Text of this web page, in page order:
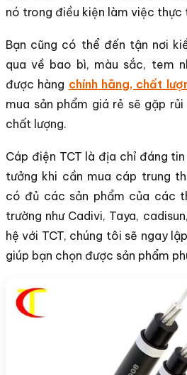
nó trong điều kiện làm việc thực
Bạn cũng có thể đến tận nơi
qua về bao bì, màu sắc, tem
được hàng chính hãng, chất
mua sản phẩm giá rẻ sẽ gặp
chất lượng.
Cáp điện TCT là địa chỉ đáng
tưởng khi cần mua cáp trung
có đủ các sản phẩm của các
trường như Cadivi, Taya,
hệ với TCT, chúng tôi sẽ ngay
giúp bạn chọn được sản phẩm